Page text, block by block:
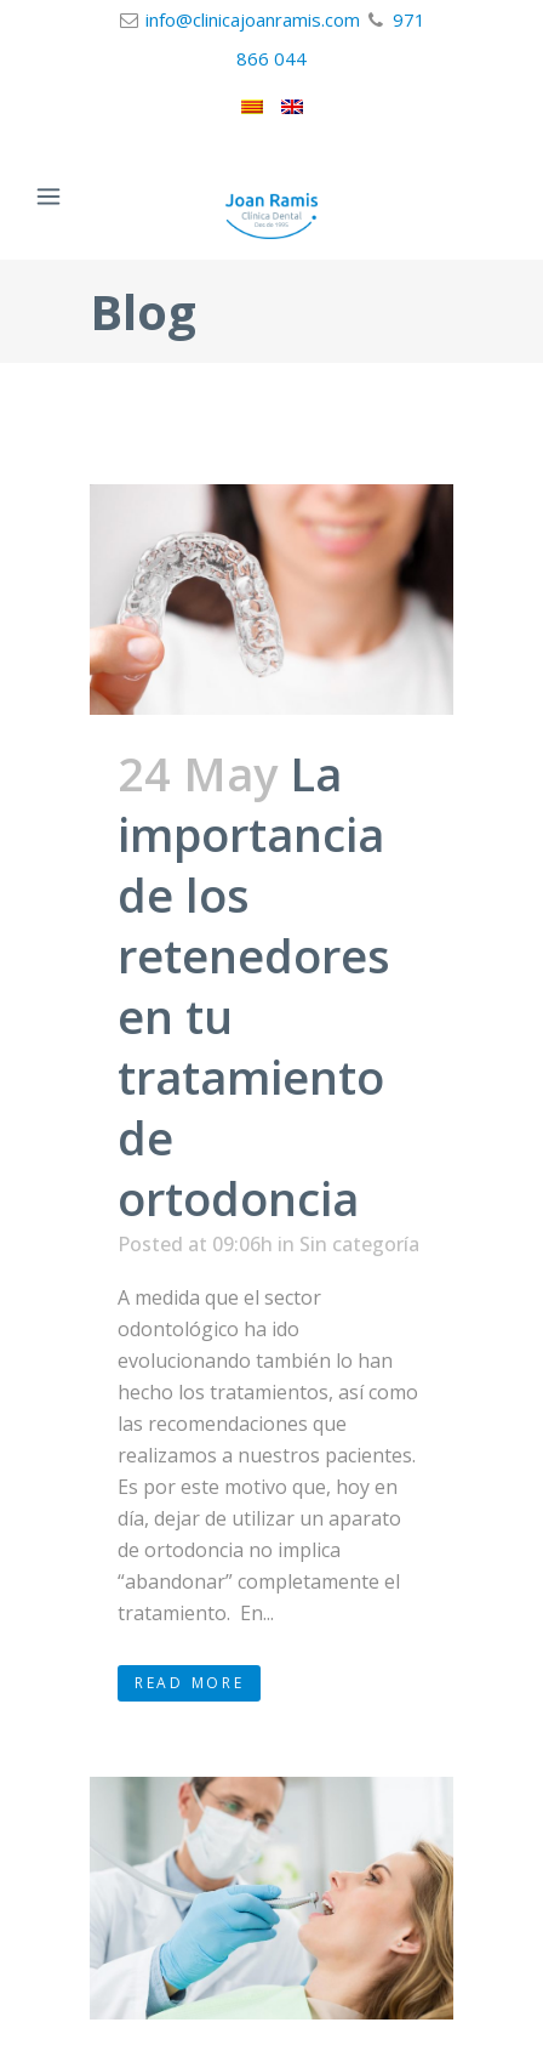
info@clinicajoanramis.com
971
866 044
Blog
24 May La
importancia
de los
retenedores
en tu
tratamiento
de
ortodoncia
Posted at 09:06h in Sin categoría
A medida que el sector
odontológico ha ido
evolucionando también lo han
hecho los tratamientos, así como
las recomendaciones que
realizamos a nuestros pacientes.
Es por este motivo que, hoy en
día, dejar de utilizar un aparato
de ortodoncia no implica
“abandonar” completamente el
tratamiento. En...
READ MORE